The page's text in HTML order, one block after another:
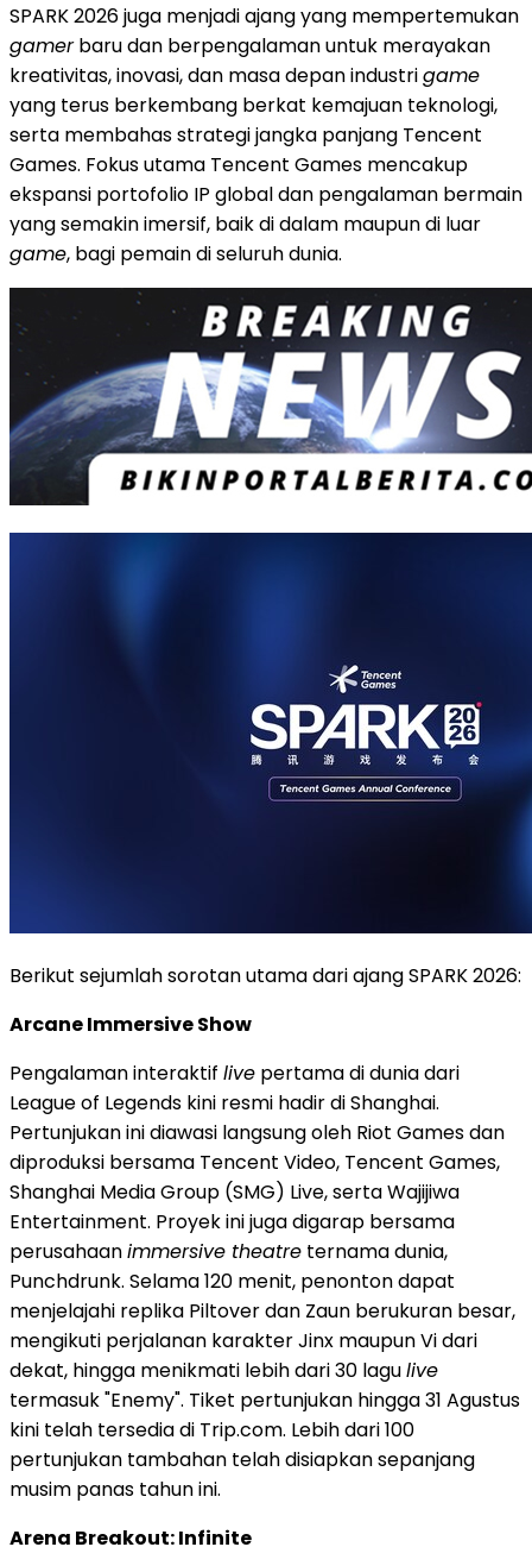
SPARK 2026 juga menjadi ajang yang mempertemukan
gamerbaru dan berpengalaman untuk merayakan
kreativitas, inovasi, dan masa depan industrigame
yang terus berkembang berkat kemajuan teknologi,
serta membahas strategi jangka panjang Tencent
Games. Fokus utama Tencent Games mencakup
ekspansi portofolio IP global dan pengalaman bermain
yang semakin imersif, baik di dalam maupun di luar
game, bagi pemain di seluruh dunia.
Berikut sejumlah sorotan utama dari ajang SPARK 2026:
Arcane Immersive Show
Pengalaman interaktif live pertama di dunia dari
League of Legends kini resmi hadir di Shanghai.
Pertunjukan ini diawasi langsung oleh Riot Games dan
diproduksi bersama Tencent Video, Tencent Games,
Shanghai Media Group (SMG) Live, serta Wajijiwa
Entertainment. Proyek ini juga digarap bersama
perusahaanimmersive theatre ternama dunia,
Punchdrunk. Selama 120 menit, penonton dapat
menjelajahi replika Piltover dan Zaun berukuran besar,
mengikuti perjalanan karakter Jinx maupun Vi dari
dekat, hingga menikmati lebih dari 30 lagulive
termasuk "Enemy". Tiket pertunjukan hingga 31 Agustus
kini telah tersedia di Trip.com. Lebih dari 100
pertunjukan tambahan telah disiapkan sepanjang
musim panas tahun ini.
Arena Breakout: Infinite